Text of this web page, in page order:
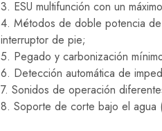
3. ESU multifunción con un
4. Métodos de doble potencia
interruptor de pie;
5. Pegado y carbonización
6. Detección automática de
7. Sonidos de operación
8. Soporte de corte bajo el agua